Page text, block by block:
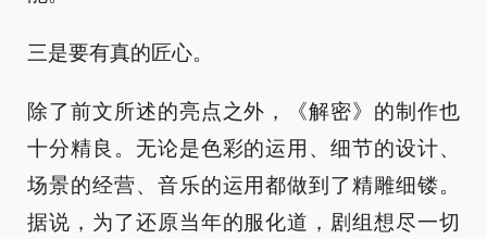
三是要有真的匠心。
除了前文所述的亮点之外，《解密》的制作也
十分精良。无论是色彩的运用、细节的设计、
场景的经营、音乐的运用都做到了精雕细镂。
据说，为了还原当年的服化道，剧组想尽一切